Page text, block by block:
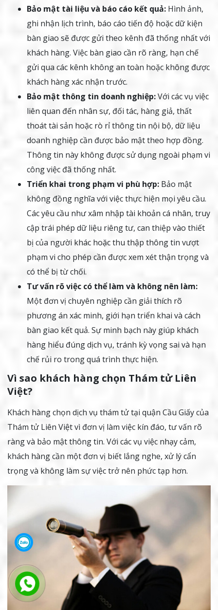
Bảo mật tài liệu và báo cáo kết quả: Hình ảnh,
ghi nhận lịch trình, báo cáo tiến độ hoặc dữ kiện
bàn giao sẽ được gửi theo kênh đã thống nhất với
khách hàng. Việc bàn giao cần rõ ràng, hạn chế
gửi qua các kênh không an toàn hoặc không được
khách hàng xác nhận trước.
Bảo mật thông tin doanh nghiệp:Với các vụ việc
liên quan đến nhân sự, đối tác, hàng giả, thất
thoát tài sản hoặc rò rỉ thông tin nội bộ, dữ liệu
doanh nghiệp cần được bảo mật theo hợp đồng.
Thông tin này không được sử dụng ngoài phạm vi
công việc đã thống nhất.
Triển khai trong phạm vi phù hợp: Bảo mật
không đồng nghĩa với việc thực hiện mọi yêu cầu.
Các yêu cầu như xâm nhập tài khoản cá nhân, truy
cập trái phép dữ liệu riêng tư, can thiệp vào thiết
bị của người khác hoặc thu thập thông tin vượt
phạm vi cho phép cần được xem xét thận trọng và
có thể bị từ chối.
Tư vấn rõ việc có thể làm và không nên làm:
Một đơn vị chuyên nghiệp cần giải thích rõ
phương án xác minh, giới hạn triển khai và cách
bàn giao kết quả. Sự minh bạch này giúp khách
hàng hiểu đúng dịch vụ, tránh kỳ vọng sai và hạn
chế rủi ro trong quá trình thực hiện.
Vì sao khách hàng chọn Thám tử Liên
Việt?
Khách hàng chọn dịch vụ thám tử tại quận Cầu Giấy của
Thám tử Liên Việt vì đơn vị làm việc kín đáo, tư vấn rõ
ràng và bảo mật thông tin. Với các vụ việc nhạy cảm,
khách hàng cần một đơn vị biết lắng nghe, xử lý cẩn
trọng và không làm sự việc trở nên phức tạp hơn.